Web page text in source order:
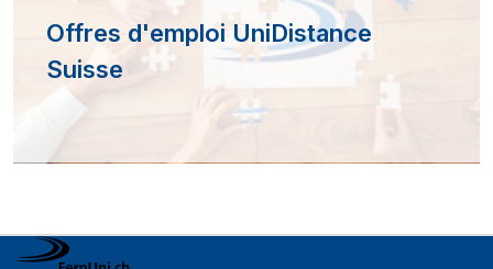
Offres d'emploi UniDistance
Suisse